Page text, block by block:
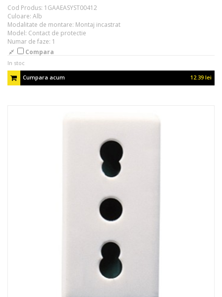
Cod Produs: 1GAAEASYST00412
Culoare: Alb
Modalitate de montare: Montaj incastrat
Model: Contact de protectie
Numar de faze: 1
Compara
In stoc
Cumpara acum
12.39 lei